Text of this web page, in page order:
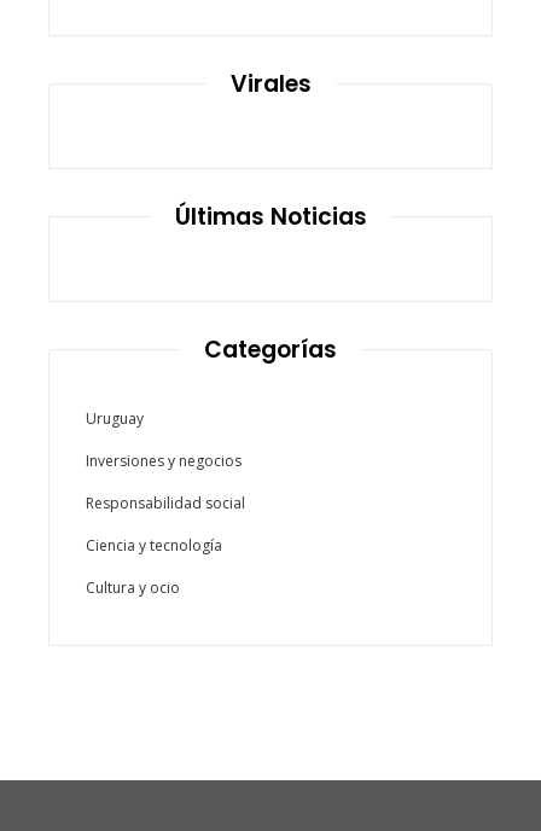
Virales
Últimas Noticias
Categorías
Uruguay
Inversiones y negocios
Responsabilidad social
Ciencia y tecnología
Cultura y ocio